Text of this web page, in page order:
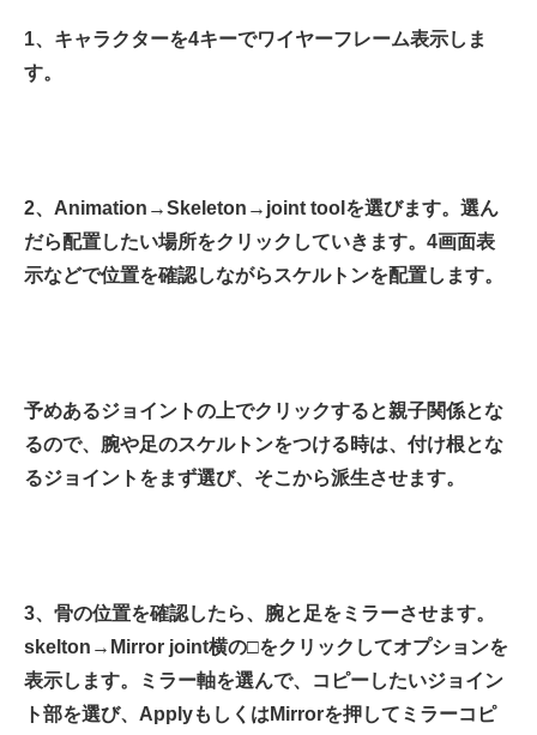
1、キャラクターを4キーでワイヤーフレーム表示しま
す。
2、Animation→Skeleton→joint toolを選びます。選ん
だら配置したい場所をクリックしていきます。4画面表
示などで位置を確認しながらスケルトンを配置します。
予めあるジョイントの上でクリックすると親子関係とな
るので、腕や足のスケルトンをつける時は、付け根とな
るジョイントをまず選び、そこから派生させます。
3、骨の位置を確認したら、腕と足をミラーさせます。
skelton→Mirror joint横の□をクリックしてオプションを
表示します。ミラー軸を選んで、コピーしたいジョイン
ト部を選び、ApplyもしくはMirrorを押してミラーコピ